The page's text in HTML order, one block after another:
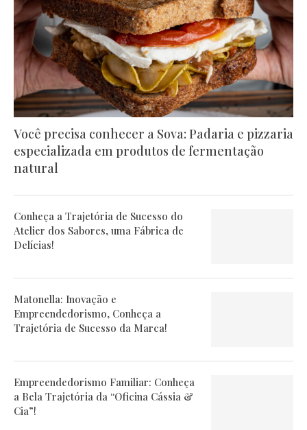
Você precisa conhecer a Sova: Padaria e pizzaria
especializada em produtos de fermentação
natural
Conheça a Trajetória de Sucesso do
Atelier dos Sabores, uma Fábrica de
Delícias!
Matonella: Inovação e
Empreendedorismo, Conheça a
Trajetória de Sucesso da Marca!
Empreendedorismo Familiar: Conheça
a Bela Trajetória da “Oficina Cássia &
Cia”!